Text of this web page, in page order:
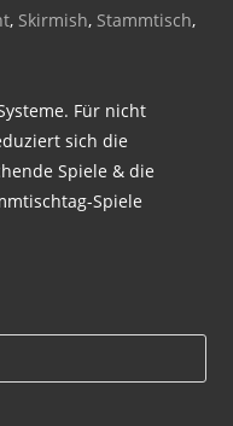
, Skirmish, Stammtisch,
Für nicht
sich die
Spiele & die
Spiele